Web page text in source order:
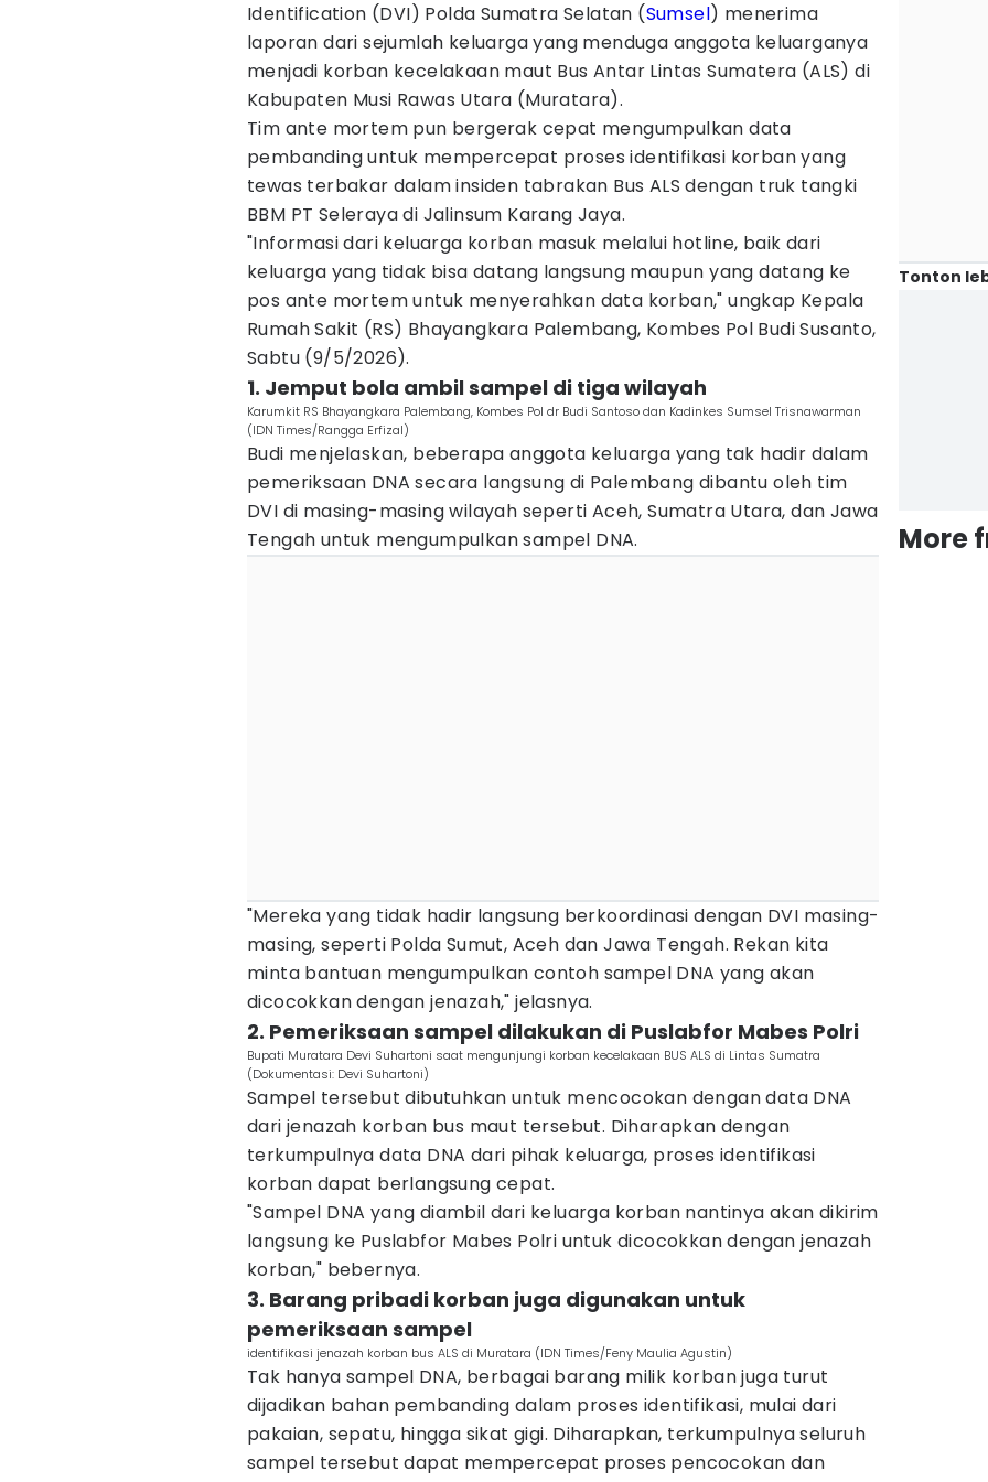
Identification (DVI) Polda Sumatra Selatan (Sumsel) menerima
laporan dari sejumlah keluarga yang menduga anggota keluarganya
menjadi korban kecelakaan maut Bus Antar Lintas Sumatera (ALS) di
Kabupaten Musi Rawas Utara (Muratara).
Tim ante mortem pun bergerak cepat mengumpulkan data
pembanding untuk mempercepat proses identifikasi korban yang
tewas terbakar dalam insiden tabrakan Bus ALS dengan truk tangki
BBM PT Seleraya di Jalinsum Karang Jaya.
"Informasi dari keluarga korban masuk melalui hotline, baik dari
keluarga yang tidak bisa datang langsung maupun yang datang ke
pos ante mortem untuk menyerahkan data korban," ungkap Kepala
Rumah Sakit (RS) Bhayangkara Palembang, Kombes Pol Budi Susanto,
Sabtu (9/5/2026).
1. Jemput bola ambil sampel di tiga wilayah
Karumkit RS Bhayangkara Palembang, Kombes Pol dr Budi Santoso dan Kadinkes Sumsel Trisnawarman
(IDN Times/Rangga Erfizal)
Budi menjelaskan, beberapa anggota keluarga yang tak hadir dalam
pemeriksaan DNA secara langsung di Palembang dibantu oleh tim
DVI di masing-masing wilayah seperti Aceh, Sumatra Utara, dan Jawa
Tengah untuk mengumpulkan sampel DNA.
"Mereka yang tidak hadir langsung berkoordinasi dengan DVI masing-
masing, seperti Polda Sumut, Aceh dan Jawa Tengah. Rekan kita
minta bantuan mengumpulkan contoh sampel DNA yang akan
dicocokkan dengan jenazah," jelasnya.
2. Pemeriksaan sampel dilakukan di Puslabfor Mabes Polri
Bupati Muratara Devi Suhartoni saat mengunjungi korban kecelakaan BUS ALS di Lintas Sumatra
(Dokumentasi: Devi Suhartoni)
Sampel tersebut dibutuhkan untuk mencocokan dengan data DNA
dari jenazah korban bus maut tersebut. Diharapkan dengan
terkumpulnya data DNA dari pihak keluarga, proses identifikasi
korban dapat berlangsung cepat.
"Sampel DNA yang diambil dari keluarga korban nantinya akan dikirim
langsung ke Puslabfor Mabes Polri untuk dicocokkan dengan jenazah
korban," bebernya.
3. Barang pribadi korban juga digunakan untuk
pemeriksaan sampel
identifikasi jenazah korban bus ALS di Muratara (IDN Times/Feny Maulia Agustin)
Tak hanya sampel DNA, berbagai barang milik korban juga turut
dijadikan bahan pembanding dalam proses identifikasi, mulai dari
pakaian, sepatu, hingga sikat gigi. Diharapkan, terkumpulnya seluruh
sampel tersebut dapat mempercepat proses pencocokan dan
Tonton
More